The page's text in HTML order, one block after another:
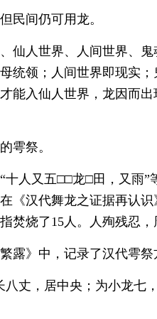
民间仍可用龙。
仙人世界、人间世界、
统领；人间世界即现实
能入仙人世界，龙因而
雩祭。
人又五□□龙□田，又雨”
《汉代舞龙之证据再认
焚烧了15人。人殉残忍，
露》中，记录了汉代雩祭
丈，居中央；为小龙七